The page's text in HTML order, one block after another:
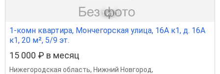
1 из 1
1-комн квартира, Мончегорская улица, 16А к1, д. 16А
к1, 20 м², 5/9 эт.
15 000 ₽ в месяц
Нижегородская область, Нижний Новгород,